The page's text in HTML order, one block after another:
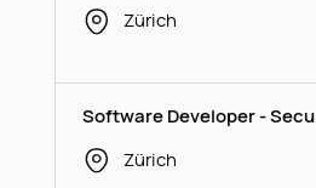
Zürich
Software Developer -
Zürich